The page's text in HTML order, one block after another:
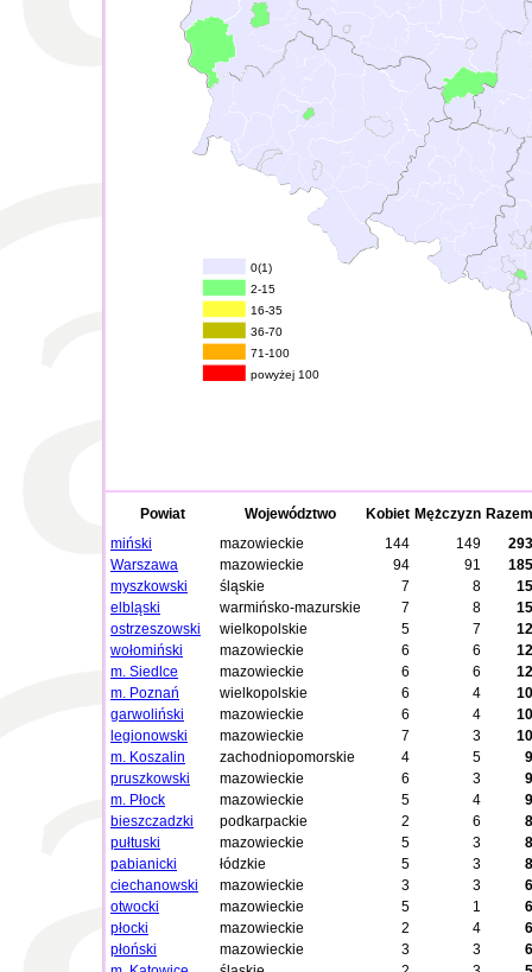
0(1)
2-15
16-35
36-70
71-100
powyżej 100
Powiat Województwo Kobiet Mężczyzn Razem
miński
mazowieckie 144 149
293
Warszawa
mazowieckie 94 91
185
myszkowski
śląskie 7 8
15
elbląski
warmińsko-mazurskie 7 8
15
ostrzeszowski
wielkopolskie 5 7
12
wołomiński
mazowieckie 6 6
12
m. Siedlce
mazowieckie 6 6
12
m. Poznań
wielkopolskie 6 4
10
garwoliński
mazowieckie 6 4
10
legionowski
mazowieckie 7 3
10
m. Koszalin
zachodniopomorskie 4 5
9
pruszkowski
mazowieckie 6 3
9
m. Płock
mazowieckie 5 4
9
bieszczadzki
podkarpackie 2 6
8
pułtuski
mazowieckie 5 3
8
pabianicki
łódzkie 5 3
8
ciechanowski
mazowieckie 3 3
6
otwocki
mazowieckie 5 1
6
płocki
mazowieckie 2 4
6
płoński
mazowieckie 3 3
6